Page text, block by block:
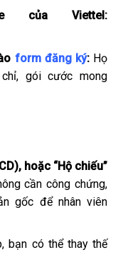
của Viettel:
form đăng ký:Họ
gói cước mong
hoặc “Hộ chiếu”
cần công chứng,
gốc để nhân viên
bạn có thể thay thế